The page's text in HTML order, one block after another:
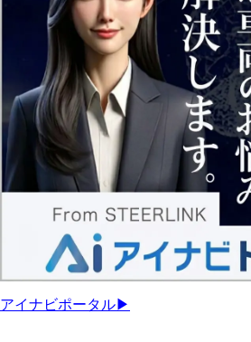
アイナビポータル▶